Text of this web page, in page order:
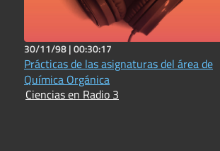
30/11/98 |00:30:17
Prácticas de las asignaturas del área de
Química Orgánica
Ciencias en Radio 3